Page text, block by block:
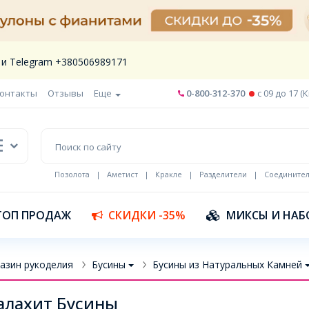
Telegram +380506989171
Отзывы Еще 0-800-312-370 c 09 до 17
Позолота | Аметист | Кракле | Разделители |
ПРОДАЖ СКИДКИ -35% МИКСЫ И
рукоделия Бусины Бусины из Натуральных Камней
Бусины